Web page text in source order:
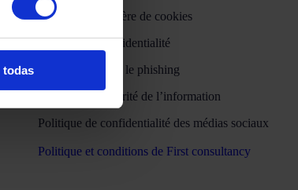
todas
Politique en matière de cookies
Politique de confidentialité
Protection contre le phishing
Politique de sécurité de l’information
Politique de confidentialité des médias sociaux
Politique et conditions de First consultancy